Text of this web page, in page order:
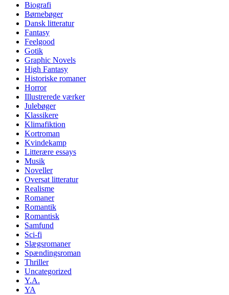
Biografi
Børnebøger
Dansk litteratur
Fantasy
Feelgood
Gotik
Graphic Novels
High Fantasy
Historiske romaner
Horror
Illustrerede værker
Julebøger
Klassikere
Klimafiktion
Kortroman
Kvindekamp
Litterære essays
Musik
Noveller
Oversat litteratur
Realisme
Romaner
Romantik
Romantisk
Samfund
Sci-fi
Slægsromaner
Spændingsroman
Thriller
Uncategorized
Y.A.
YA